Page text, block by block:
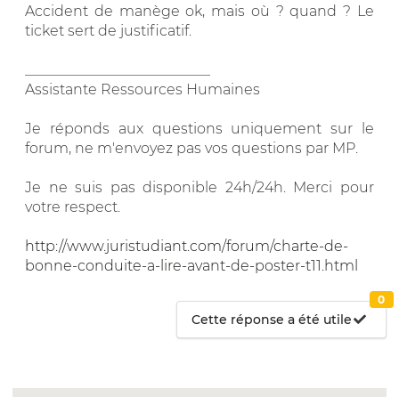
Accident de manège ok, mais où ? quand ? Le
ticket sert de justificatif.
Assistante Ressources Humaines
Je réponds aux questions uniquement sur le
forum, ne m'envoyez pas vos questions par MP.
Je ne suis pas disponible 24h/24h. Merci pour
votre respect.
http://www.juristudiant.com/forum/charte-de-
bonne-conduite-a-lire-avant-de-poster-t11.html
Cette réponse a été utile
0